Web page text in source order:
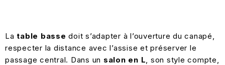
Latable basse doit s’adapter à l’ouverture du canapé,
respecter la distance avec l’assise et préserver le
passage central. Dans un salon en L, son style compte,